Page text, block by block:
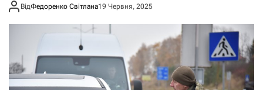
ВідФедоренко Світлана19 Червня, 2025